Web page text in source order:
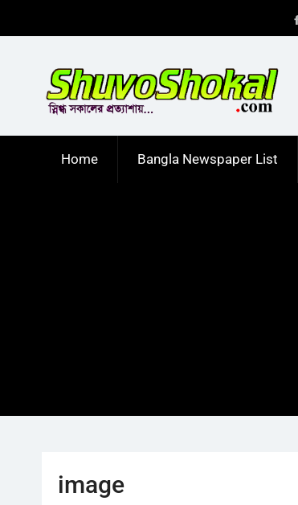
Home Bangla Newspaper List
image